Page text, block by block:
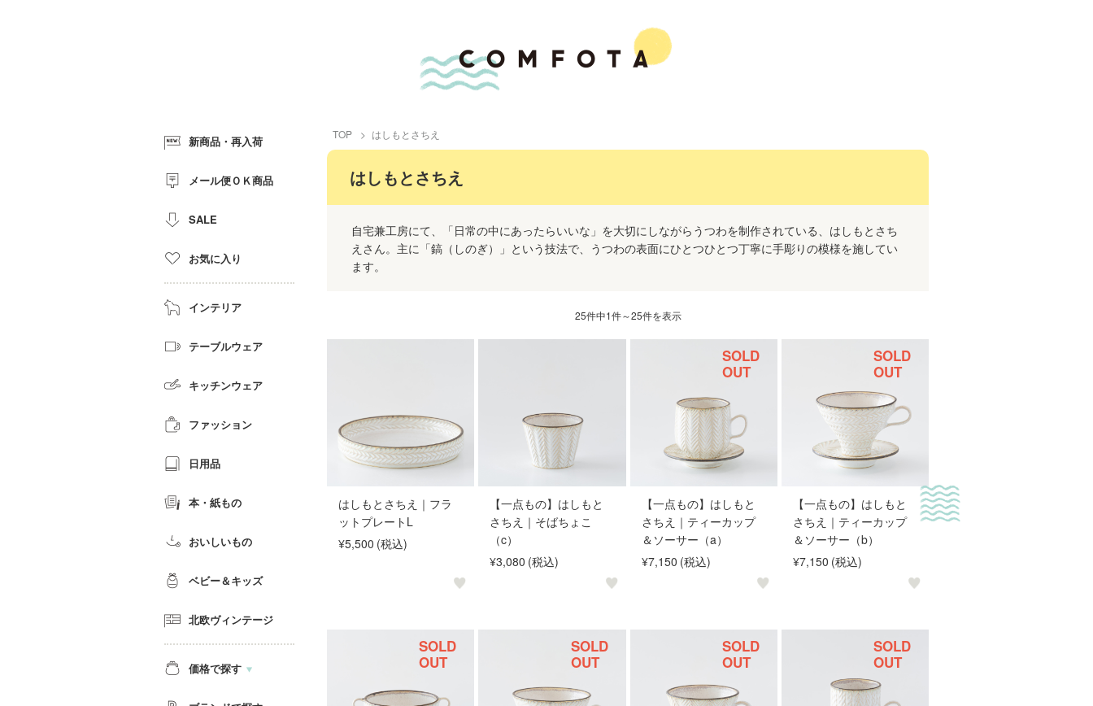
TOP はしもとさちえ
はしもとさちえ
自宅兼工房にて、「日常の中にあったらいいな」を大切にしながらうつわを制作されている、はしもとさち
えさん。主に「鎬（しのぎ）」という技法で、うつわの表面にひとつひとつ丁寧に手彫りの模様を施してい
ます。
25件中1件～25件を表示
はしもとさちえ｜フラ
ットプレートL
¥5,500 (税込)
【一点もの】はしもと
さちえ｜そばちょこ
（c）
¥3,080 (税込)
【一点もの】はしもと
さちえ｜ティーカップ
＆ソーサー（a）
¥7,150 (税込)
SOLD
OUT
【一点もの】はしもと
さちえ｜ティーカップ
＆ソーサー（b）
¥7,150 (税込)
SOLD
OUT
SOLD
OUT
SOLD
OUT
SOLD
OUT
SOLD
OUT
新商品・再入荷
メール便ＯＫ商品
SALE
お気に入り
インテリア
テーブルウェア
キッチンウェア
ファッション
日用品
本・紙もの
おいしいもの
ベビー＆キッズ
北欧ヴィンテージ
価格で探す